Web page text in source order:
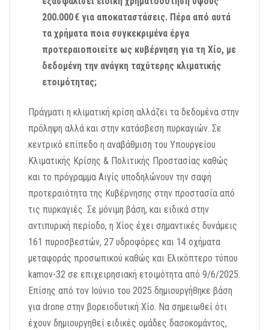
200.000 € για αποκαταστάσεις. Πέρα από αυτά
τα χρήματα ποια συγκεκριμένα έργα
προτεραιοποιείτε ως κυβέρνηση για τη Χίο, με
δεδομένη την ανάγκη ταχύτερης κλιματικής
ετοιμότητας;
Πράγματι η κλιματική κρίση αλλάζει τα δεδομένα στην
πρόληψη αλλά και στην κατάσβεση πυρκαγιών. Σε
κεντρικό επίπεδο η αναβάθμιση του Υπουργείου
Κλιματικής Κρίσης & Πολιτικής Προστασίας καθώς
και το πρόγραμμα Αιγίς υποδηλώνουν την σαφή
προτεραιότητα της Κυβέρνησης στην προστασία από
τις πυρκαγιές. Σε μόνιμη βάση, και ειδικά στην
αντιπυρική περίοδο, η Χίος έχει σημαντικές δυνάμεις
161 πυροσβεστών, 27 υδροφόρες και 14 οχήματα
μεταφοράς προσωπικού καθώς και Ελικόπτερο τύπου
kamov-32 σε επιχειρησιακή ετοιμότητα από 9/6/2025.
Επίσης από τον Ιούνιο του 2025 δημιουργήθηκε βάση
για drone στην βορειοδυτική Χίο. Να σημειωθεί ότι
έχουν δημιουργηθεί ειδικές ομάδες δασοκομάντος,